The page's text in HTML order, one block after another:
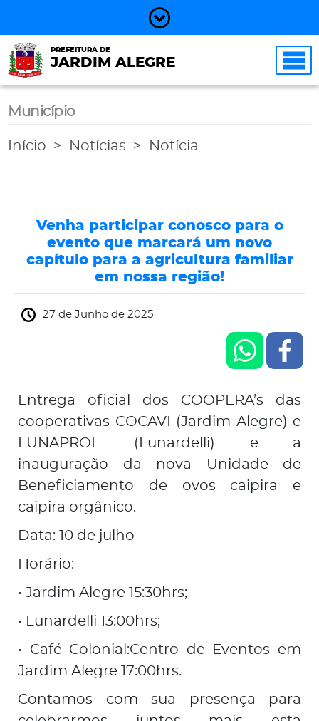
PREFEITURA DE
JARDIM ALEGRE
Município
Início Notícias Notícia
Venha participar conosco para o
evento que marcará um novo
capítulo para a agricultura familiar
em nossa região!
27 de Junho de 2025
Entrega oficial dos COOPERA’s das
cooperativas COCAVI (Jardim Alegre) e
LUNAPROL (Lunardelli) e a
inauguração da nova Unidade de
Beneficiamento de ovos caipira e
caipira orgânico.
Data: 10 de julho
Horário:
• Jardim Alegre 15:30hrs;
• Lunardelli 13:00hrs;
• Café Colonial:Centro de Eventos em
Jardim Alegre 17:00hrs.
Contamos com sua presença para